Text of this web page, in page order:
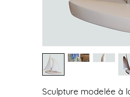
Sculpture modelée à